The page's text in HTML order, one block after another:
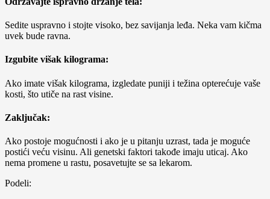
Sedite uspravno i stojte visoko, bez savijanja leđa. Neka vam kičma
uvek bude ravna.
Izgubite višak kilograma:
Ako imate višak kilograma, izgledate puniji i težina opterećuje vaše
kosti, što utiče na rast visine.
Zaključak:
Ako postoje mogućnosti i ako je u pitanju uzrast, tada je moguće
postići veću visinu. Ali genetski faktori takođe imaju uticaj. Ako
nema promene u rastu, posavetujte se sa lekarom.
Podeli: